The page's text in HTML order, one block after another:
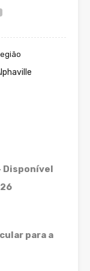
Disponível
para a